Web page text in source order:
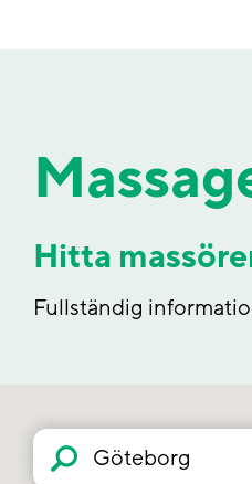
Hitta
Fullständig